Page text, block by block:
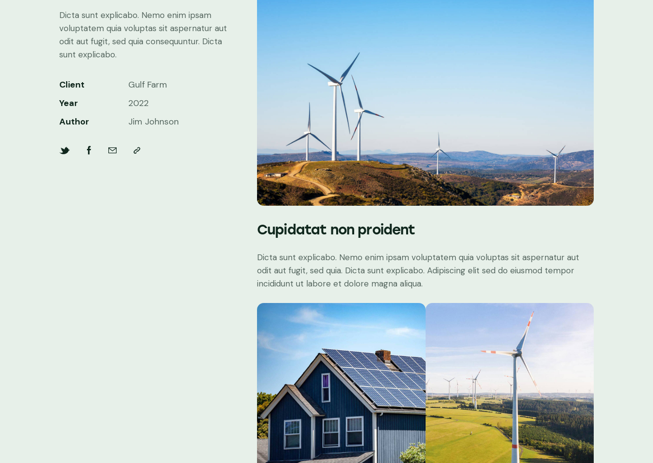
Dicta sunt explicabo. Nemo enim ipsam
voluptatem quia voluptas sit aspernatur aut
odit aut fugit, sed quia consequuntur. Dicta
sunt explicabo.
Client
Gulf Farm
Year
2022
Author
Jim Johnson
Cupidatat non proident
Dicta sunt explicabo. Nemo enim ipsam voluptatem quia voluptas sit aspernatur aut
odit aut fugit, sed quia. Dicta sunt explicabo. Adipiscing elit sed do eiusmod tempor
incididunt ut labore et dolore magna aliqua.